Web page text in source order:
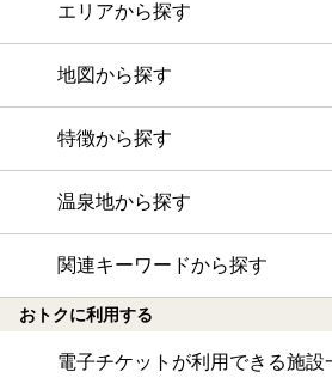
エリアから探す
地図から探す
特徴から探す
温泉地から探す
関連キーワードから探す
おトクに利用する
電子チケットが利用できる施設